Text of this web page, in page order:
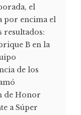
el
por encima el
resultados:
B en la
de los
de Honor
a Súper